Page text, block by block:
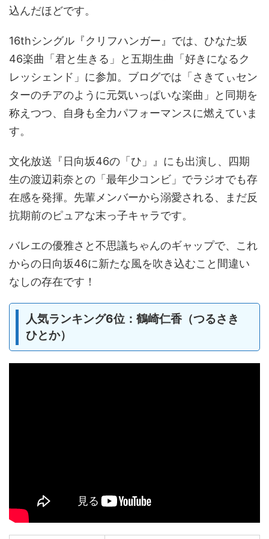
込んだほどです。
16thシングル『クリフハンガー』では、ひなた坂
46楽曲「君と生きる」と五期生曲「好きになるク
レッシェンド」に参加。ブログでは「さきてぃセン
ターのチアのように元気いっぱいな楽曲」と同期を
称えつつ、自身も全力パフォーマンスに燃えていま
す。
文化放送『日向坂46の「ひ」』にも出演し、四期
生の渡辺莉奈との「最年少コンビ」でラジオでも存
在感を発揮。先輩メンバーから溺愛される、まだ反
抗期前のピュアな末っ子キャラです。
バレエの優雅さと不思議ちゃんのギャップで、これ
からの日向坂46に新たな風を吹き込むこと間違い
なしの存在です！
人気ランキング6位：鶴崎仁香（つるさき
ひとか）